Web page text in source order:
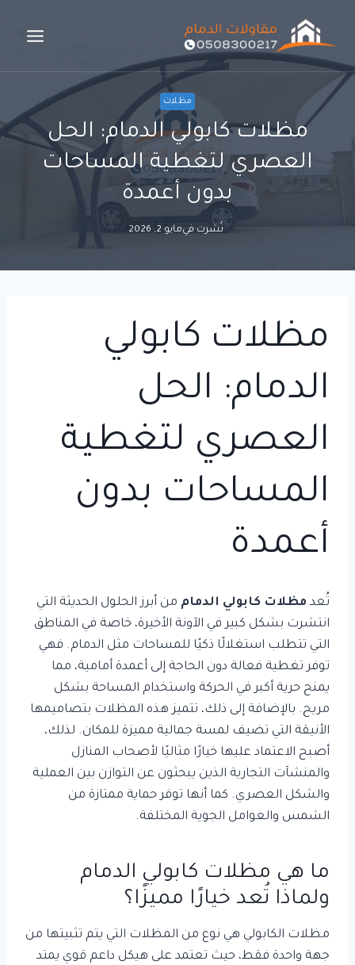
مظلات
مظلات كابولي الدمام: الحل
العصري لتغطية المساحات
بدون أعمدة
نُشرت فيمايو 2, 2026
مظلات كابولي
الدمام: الحل
العصري لتغطية
المساحات بدون
أعمدة
تُعد مظلات كابولي الدمام من أبرز الحلول الحديثة التي
انتشرت بشكل كبير في الآونة الأخيرة، خاصة في المناطق
التي تتطلب استغلالًا ذكيًا للمساحات مثل الدمام. فهي
توفر تغطية فعالة دون الحاجة إلى أعمدة أمامية، مما
يمنح حرية أكبر في الحركة واستخدام المساحة بشكل
مريح. بالإضافة إلى ذلك، تتميز هذه المظلات بتصاميمها
الأنيقة التي تضيف لمسة جمالية مميزة للمكان. لذلك،
أصبح الاعتماد عليها خيارًا مثاليًا لأصحاب المنازل
والمنشآت التجارية الذين يبحثون عن التوازن بين العملية
والشكل العصري. كما أنها توفر حماية ممتازة من
الشمس والعوامل الجوية المختلفة.
ما هي مظلات كابولي الدمام
ولماذا تُعد خيارًا مميزًا؟
مظلات الكابولي هي نوع من المظلات التي يتم تثبيتها من
جهة واحدة فقط، حيث تعتمد على هيكل داعم قوي يمتد